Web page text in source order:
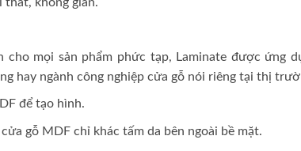
mọi sản phẩm phức tạp, Laminate được ứng
hay ngành công nghiệp cửa gỗ nói riêng tại thị
để tạo hình.
gỗ MDF chỉ khác tấm da bên ngoài bề mặt.